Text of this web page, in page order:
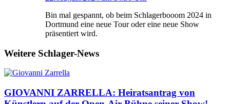
Bin mal gespannt, ob beim Schlagerbooom 2024 in
Dortmund eine neue Tour oder eine neue Show
präsentiert wird.
Weitere Schlager-News
GIOVANNI ZARRELLA: Heiratsantrag von